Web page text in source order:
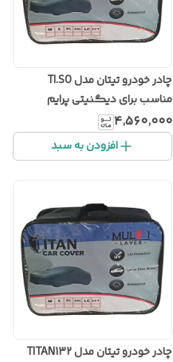
چادر خودرو تیتان مدل TI.SO
مناسب برای دیگنیتی پرایم
۴٬۵۶۰٬۰۰۰
افزودن به سبد
چادر خودرو تیتان مدل TITAN132